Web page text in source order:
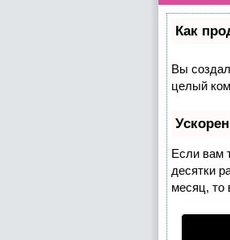
Как
Вы
целый
Если вам
десятки
месяц, то